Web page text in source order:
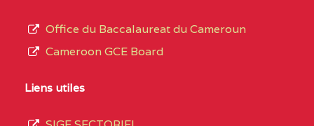
CENTRE
COLLEGE PRIVE LAIC
SAINT MICHEL
du
Office du Baccalaureat du Cameroun
Cameroon GCE Board
Liens utiles